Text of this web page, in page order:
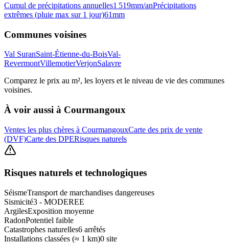
Cumul de précipitations annuelles1 519mm/anPrécipitations
extrêmes (pluie max sur 1 jour)61mm
Communes voisines
Val SuranSaint-Étienne-du-BoisVal-
RevermontVillemotierVerjonSalavre
Comparez le prix au m², les loyers et le niveau de vie des communes
voisines.
À voir aussi à Courmangoux
Ventes les plus chères à CourmangouxCarte des prix de vente
(DVF)Carte des DPERisques naturels
Risques naturels et technologiques
SéismeTransport de marchandises dangereuses
Sismicité3 - MODEREE
ArgilesExposition moyenne
RadonPotentiel faible
Catastrophes naturelles6 arrêtés
Installations classées (≈ 1 km)0 site